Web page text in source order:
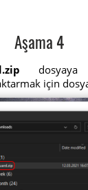
Aşama 4
için